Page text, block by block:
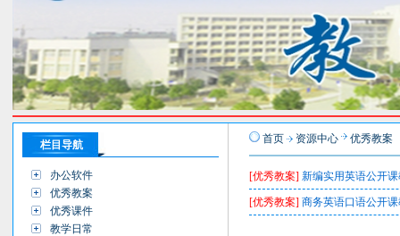
栏目导航
办公软件
优秀教案
优秀课件
教学日常
首页 资源中心 优秀教案
[优秀教案] 新编实用英语公开
[优秀教案] 商务英语口语公开